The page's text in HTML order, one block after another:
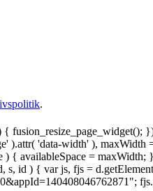
.
'data-width' ),
{ availableSpace =
id ) { var js, fjs =